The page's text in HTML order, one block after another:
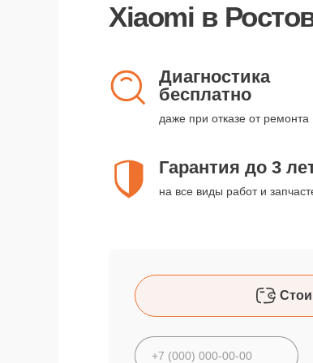
Xiaomi в
Диагностика
бесплатно
даже при отказе от ремонта
Гарантия до 3
на все виды работ и